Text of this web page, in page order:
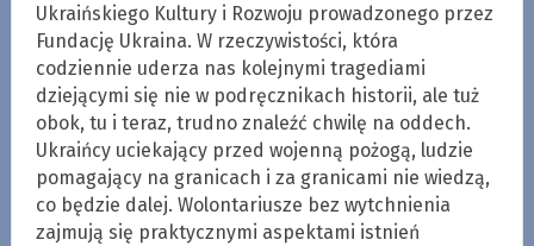
Ukraińskiego Kultury i Rozwoju prowadzonego przez
Fundację Ukraina. W rzeczywistości, która
codziennie uderza nas kolejnymi tragediami
dziejącymi się nie w podręcznikach historii, ale tuż
obok, tu i teraz, trudno znaleźć chwilę na oddech.
Ukraińcy uciekający przed wojenną pożogą, ludzie
pomagający na granicach i za granicami nie wiedzą,
co będzie dalej. Wolontariusze bez wytchnienia
zajmują się praktycznymi aspektami istnień